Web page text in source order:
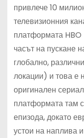
привлече 10
телевизионния
платформата HBO
часът на пускане
глобално,
локации) и това е
оригинален
платформата там
епизода, докато
устои на наплива